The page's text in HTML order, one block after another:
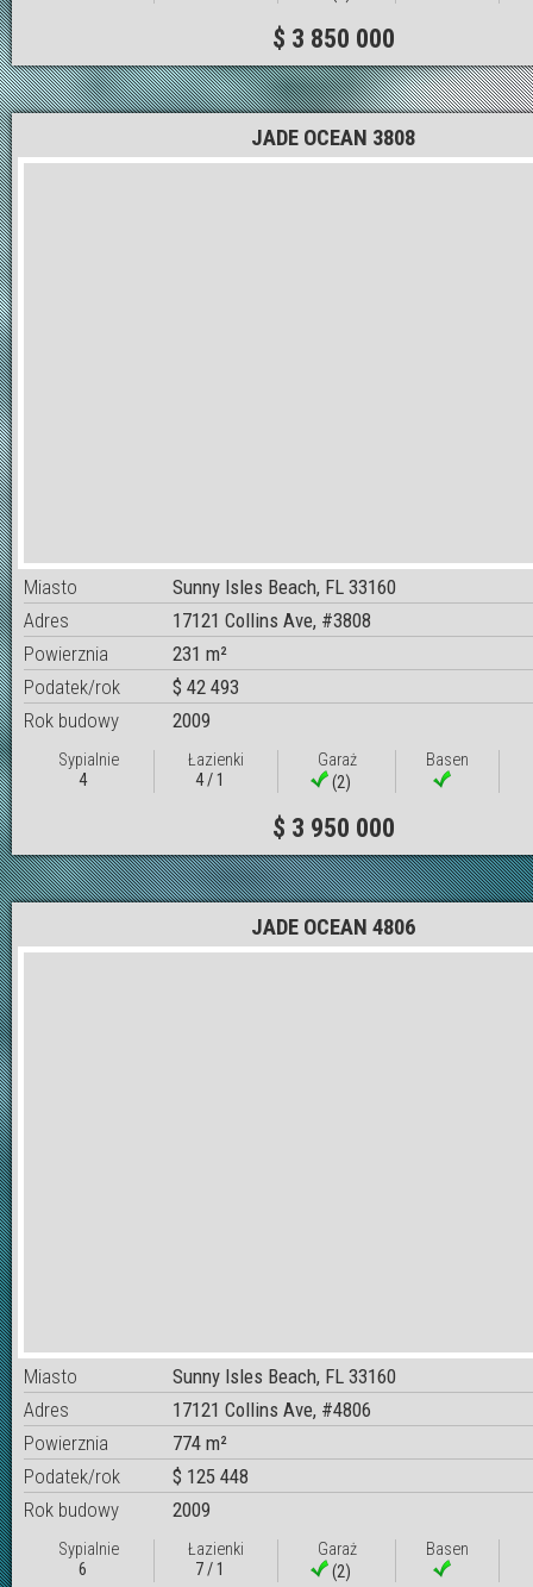
$ 3 850 000
JADE OCEAN 3808
Miasto
Sunny Isles Beach, FL 33160
Adres
17121 Collins Ave, #3808
Powierznia
231 m²
Podatek/rok
$ 42 493
Rok budowy
2009
Sypialnie
4
Łazienki
4 / 1
Garaż
(2)
Basen
$ 3 950 000
JADE OCEAN 4806
Miasto
Sunny Isles Beach, FL 33160
Adres
17121 Collins Ave, #4806
Powierznia
774 m²
Podatek/rok
$ 125 448
Rok budowy
2009
Sypialnie
6
Łazienki
7 / 1
Garaż
(2)
Basen